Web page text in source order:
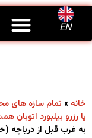
EN
خانه » تمام سازه های
یا رزرو بیلبورد اتوبان
به غرب قبل از دریاچه